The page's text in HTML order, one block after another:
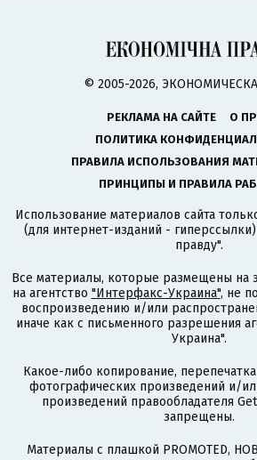
© 2005-2026,
РЕКЛАМА НА САЙТЕ
О
ПОЛИТИКА
ПРАВИЛА ИСПОЛЬЗОВАНИЯ
ПРИНЦИПЫ И ПРАВИЛА
Использование материалов сайта
(для интернет-изданий -
правду".
Все материалы, которые размещены на
на агентство "Интерфакс-Украина", не
воспроизведению и/или
иначе как с письменного разрешения
Украина".
Какое-либо копирование,
фотографических произведений и/
произведений правообладателя
запрещены.
Материалы с плашкой PROMOTED,